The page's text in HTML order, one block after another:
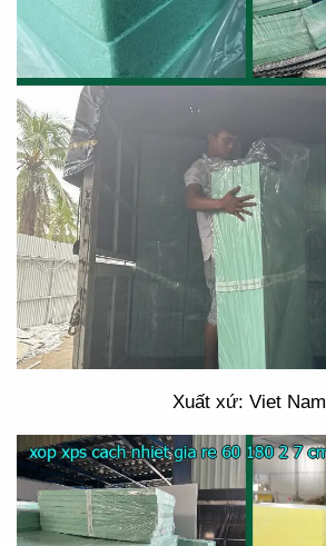
Xuất xứ: Viet Nam